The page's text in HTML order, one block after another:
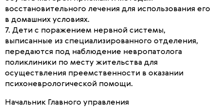
восстановительного лечения для использования его
в домашних условиях.
7. Дети с поражением нервной системы,
выписанные из специализированного отделения,
передаются под наблюдение невропатолога
поликлиники по месту жительства для
осуществления преемственности в оказании
психоневрологической помощи.
Начальник Главного управления